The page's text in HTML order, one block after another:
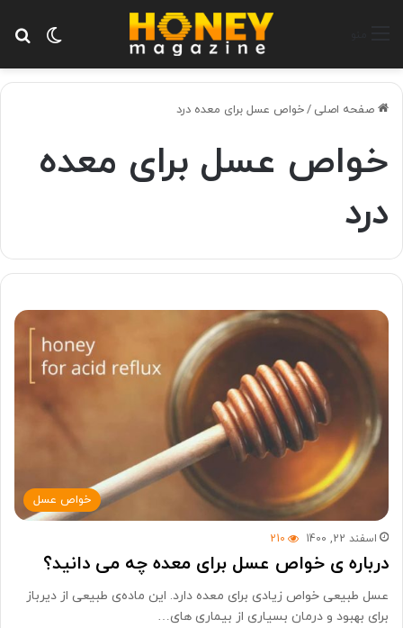
تغییر
صفحه اصلی /خواص عسل برای معده درد
خواص عسل برای معده
درد
خواص عسل
اسفند 22, 1400 210
درباره ی خواص عسل برای معده چه می دانید؟
عسل طبیعی خواص زیادی برای معده دارد. این ماده‌ی طبیعی از دیرباز
برای بهبود و درمان بسیاری از بیماری های…